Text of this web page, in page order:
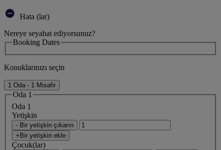
Hata (lar)
Nereye seyahat ediyorsunuz?
Booking Dates
Konuklarınızı seçin
1 Oda - 1 Misafir
Oda 1
Oda 1
Yetişkin
- Bir yetişkin çıkarın
+Bir yetişkin ekle
Çocuk(lar)